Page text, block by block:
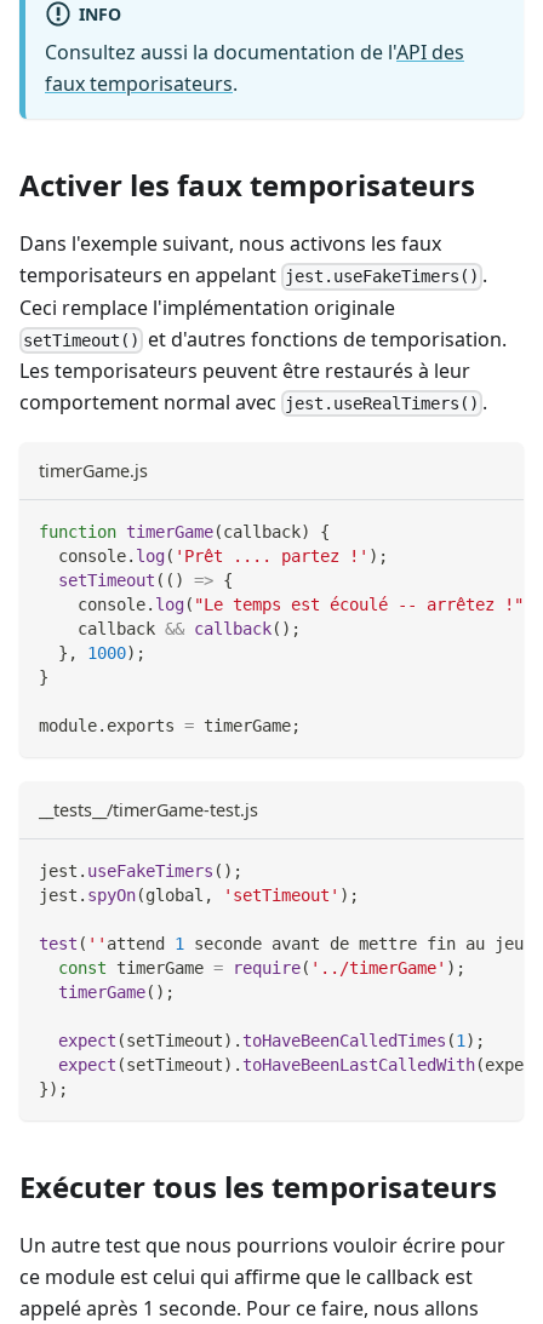
INFO
Consultez aussi la documentation de l'API des
faux temporisateurs.
Activer les faux temporisateurs
Dans l'exemple suivant, nous activons les faux
temporisateurs en appelant jest.useFakeTimers() .
Ceci remplace l'implémentation originale
setTimeout() et d'autres fonctions de temporisation.
Les temporisateurs peuvent être restaurés à leur
comportement normal avec
jest.useRealTimers() .
timerGame.js
function timerGame(callback)
{
console. log( 'Prêt .... partez !' ) ;
setTimeout ( ( ) => {
console. log( "Le temps est écoulé -- arrêtez !"
    callback
&& callback( ) ;
} , 1000) ;
}
module. exports = timerGame;
__tests__/timerGame-test.js
jest . useFakeTimers ( ) ;
jest . spyOn(global , 'setTimeout' ) ;
test ( '' attend 1 seconde avant de mettre fin au jeu'
const timerGame = require( '../timerGame' ) ;
timerGame( ) ;
expect (setTimeout) . toHaveBeenCalledTimes (1 ) ;
expect (setTimeout) . toHaveBeenLastCalledWith(expect
}) ;
Exécuter tous les temporisateurs
Un autre test que nous pourrions vouloir écrire pour
ce module est celui qui affirme que le callback est
appelé après 1 seconde. Pour ce faire, nous allons